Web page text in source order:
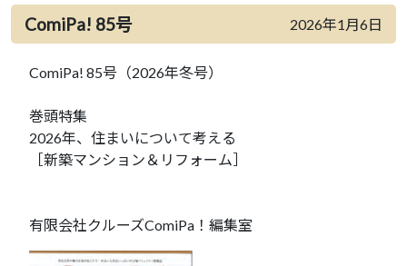
ComiPa! 85号 2026年1月6日
ComiPa! 85号（2026年冬号）
巻頭特集
2026年、住まいについて考える
［新築マンション＆リフォーム］
有限会社クルーズComiPa！編集室